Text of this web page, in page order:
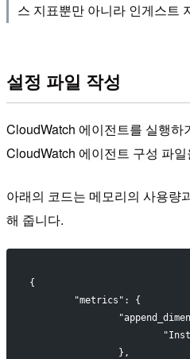
스 지표뿐만 아니라 인게스트
설정 파일 작성
CloudWatch 에이전트를 실행하
CloudWatch 에이전트 구성 파
아래의 코드는 메모리의 사용량
해 줍니다.
{
	"metrics": {
		},